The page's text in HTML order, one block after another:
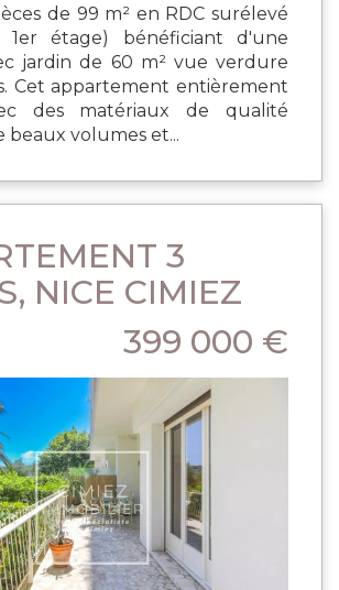
de 99 m² en RDC surélevé
1er étage) bénéficiant d'une
jardin de 60 m² vue verdure
Cet appartement entièrement
des matériaux de qualité
beaux volumes et...
3
NICE CIMIEZ
399 000 €